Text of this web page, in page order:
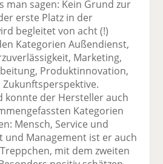
man sagen: Kein Grund zur
erste Platz in der
begleitet von acht (!)
Kategorien Außendienst,
Marketing,
Produktinnovation,
konnte der Hersteller auch
Kategorien
Mensch, Service und
und Management ist er auch
mit dem zweiten